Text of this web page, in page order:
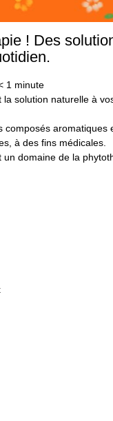
! Des
1 minute
la solution naturelle à
composés aromatiques
à des fins médicales.
un domaine de la